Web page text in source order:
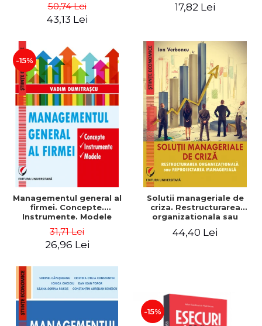
50,74 Lei
43,13 Lei
17,82 Lei
-15%
Managementul general al
firmei. Concepte.
Instrumente. Modele
31,71 Lei
26,96 Lei
Solutii manageriale de
criza. Restructurarea
organizationala sau
44,40 Lei
-15%